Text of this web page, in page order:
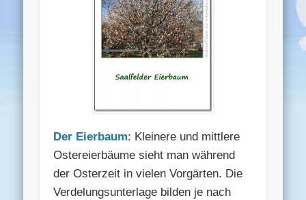
Der Eierbaum: Kleinere und mittlere
Ostereierbäume sieht man während
der Osterzeit in vielen Vorgärten. Die
Verdelungsunterlage bilden je nach